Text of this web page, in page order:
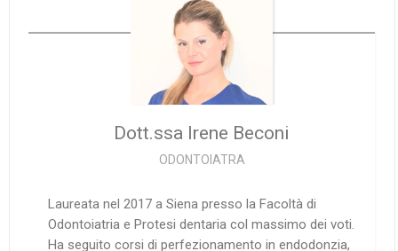
Dott.ssa Irene Beconi
ODONTOIATRA
Laureata nel 2017 a Siena presso la Facoltà di
Odontoiatria e Protesi dentaria col massimo dei voti.
Ha seguito corsi di perfezionamento in endodonzia,